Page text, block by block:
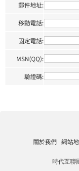
郵件地址:
移動電話:
固定電話:
MSN(QQ):
驗證碼:
關於我們 | 網站
時代互聯